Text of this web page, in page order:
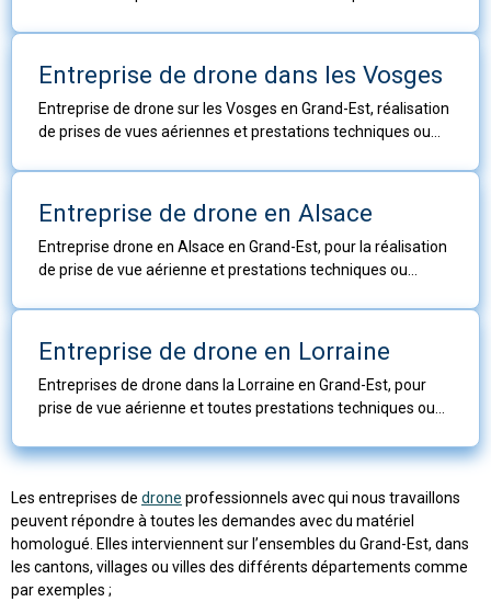
Entreprise de drone dans les Vosges
Entreprise de drone sur les Vosges en Grand-Est, réalisation
de prises de vues aériennes et prestations techniques ou
Entreprise de drone en Alsace
Entreprise drone en Alsace en Grand-Est, pour la réalisation
de prise de vue aérienne et prestations techniques ou
Entreprise de drone en Lorraine
Entreprises de drone dans la Lorraine en Grand-Est, pour
prise de vue aérienne et toutes prestations techniques ou
Les entreprises de drone professionnels avec qui nous travaillons
peuvent répondre à toutes les demandes avec du matériel
homologué. Elles interviennent sur l’ensembles du Grand-Est, dans
les cantons, villages ou villes des différents départements comme
par exemples ;